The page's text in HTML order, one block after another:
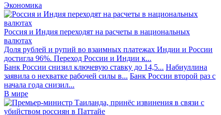
Экономика
Россия и Индия переходят на расчеты в национальных
валютах
Доля рублей и рупий во взаимных платежах Индии и России
достигла 96%. Переход России и Индии к...
Банк России снизил ключевую ставку до 14,5... Набиуллина
заявила о нехватке рабочей силы в... Банк России второй раз с
начала года снизил...
В мире